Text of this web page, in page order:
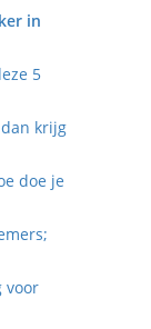
in
5
krijg
doe je
voor